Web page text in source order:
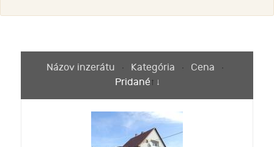
Názov inzerátu Kategória
Cena
Pridané